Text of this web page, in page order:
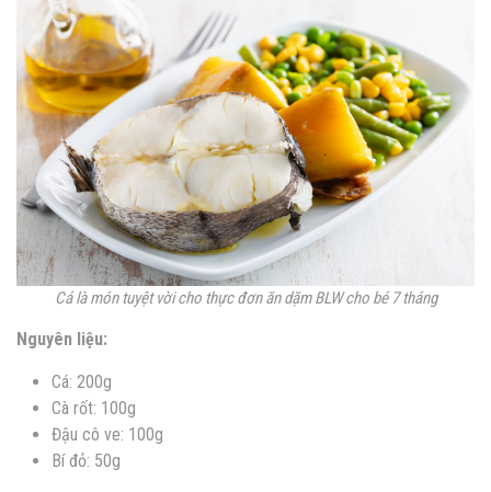
Cá là món tuyệt vời cho thực đơn ăn dặm BLW cho bé 7 tháng
Nguyên liệu:
Cá: 200g
Cà rốt: 100g
Đậu cô ve: 100g
Bí đỏ: 50g